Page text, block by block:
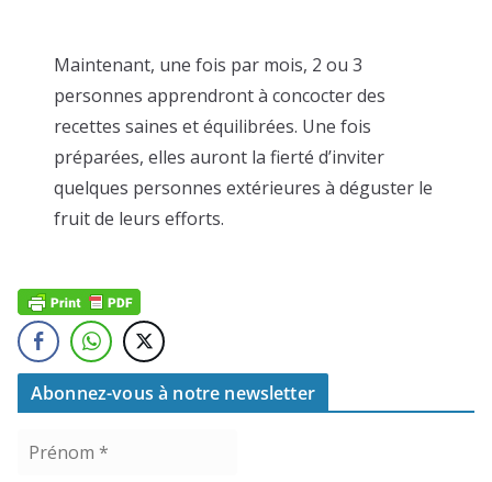
Maintenant, une fois par mois, 2 ou 3
personnes apprendront à concocter des
recettes saines et équilibrées. Une fois
préparées, elles auront la fierté d’inviter
quelques personnes extérieures à déguster le
fruit de leurs efforts.
Abonnez-vous à notre newsletter